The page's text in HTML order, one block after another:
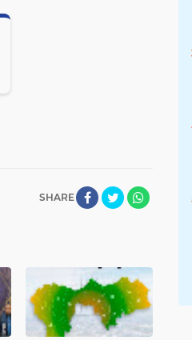
SHARE